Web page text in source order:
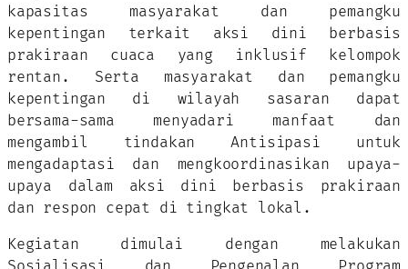
kapasitas masyarakat dan pemangku
kepentingan terkait aksi dini berbasis
prakiraan cuaca yang inklusif kelompok
rentan. Serta masyarakat dan pemangku
kepentingan di wilayah sasaran dapat
bersama-sama menyadari manfaat dan
mengambil tindakan Antisipasi untuk
mengadaptasi dan mengkoordinasikan upaya-
upaya dalam aksi dini berbasis prakiraan
dan respon cepat di tingkat lokal.
Kegiatan dimulai dengan melakukan